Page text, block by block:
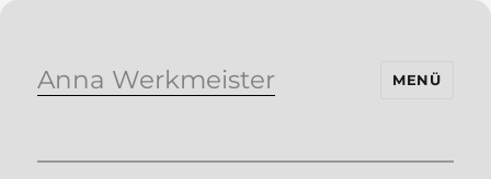
Anna Werkmeister MENÜ